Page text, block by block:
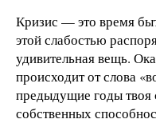
Кризис — это время
этой слабостью
удивительная вещь.
происходит от слова
предыдущие годы твоя
собственных